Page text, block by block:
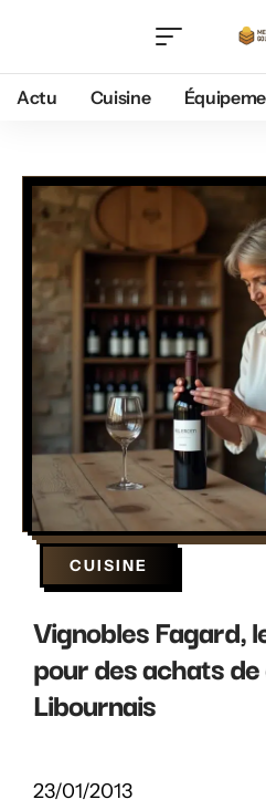
Actu Cuisine
CUISINE
Vignobles Fagard,
pour des achats
Libournais
23/01/2013